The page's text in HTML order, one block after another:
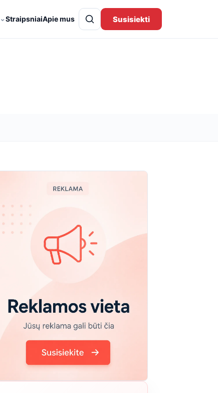
⌄StraipsniaiApie mus Susisiekti